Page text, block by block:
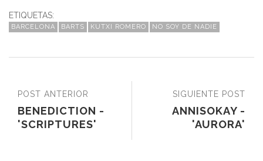
ETIQUETAS:
BARCELONA BARTS KUTXI ROMERO NO SOY DE NADIE
SIGUIENTE POST
ANNISOKAY -
'AURORA'
POST ANTERIOR
BENEDICTION -
'SCRIPTURES'